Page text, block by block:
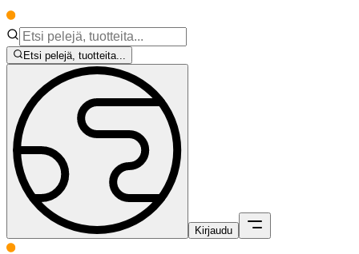
Etsi pelejä, tuotteita...
Kirjaudu